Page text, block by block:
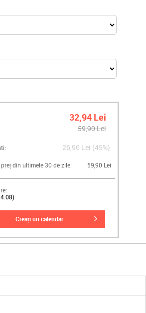
32,94 Lei
59,90 Lei
26,96 Lei (45%)
din ultimele 30 de zile: 59,90 Lei
creați un calendar